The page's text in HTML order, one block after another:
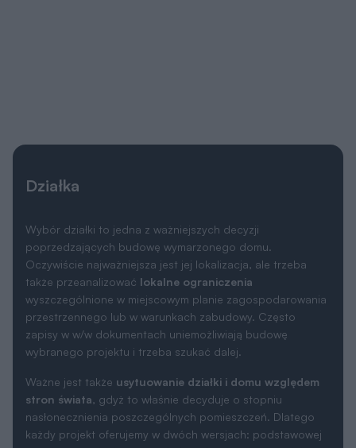
Działka
Wybór działki to jedna z ważniejszych decyzji
poprzedzających budowę wymarzonego domu.
Oczywiście najważniejsza jest jej lokalizacja, ale trzeba
także przeanalizować lokalne ograniczenia
wyszczególnione w miejscowym planie zagospodarowania
przestrzennego lub w warunkach zabudowy. Często
zapisy w w/w dokumentach uniemożliwiają budowę
wybranego projektu i trzeba szukać dalej.
Ważne jest także usytuowanie działki i domu względem
stron świata, gdyż to właśnie decyduje o stopniu
nasłonecznienia poszczególnych pomieszczeń. Dlatego
każdy projekt oferujemy w dwóch wersjach: podstawowej